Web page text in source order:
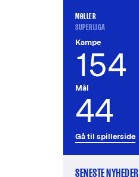
MØLLER
SUPERLIGA
Kampe
154
Mål
44
Gå til spillerside
SENESTE NYHEDER